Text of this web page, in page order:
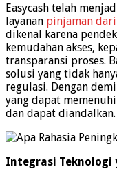
Easycash telah
layanan pinjaman
dikenal karena
kemudahan akses,
transparansi proses.
solusi yang tidak
regulasi. Dengan
yang dapat
dan dapat diandalkan.
Integrasi Teknologi